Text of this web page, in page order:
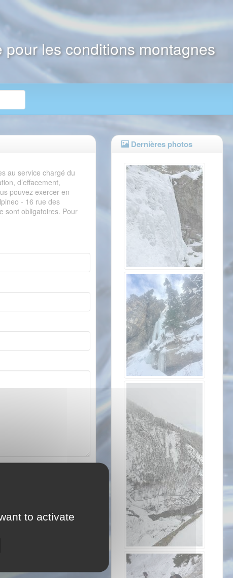
les conditions montagnes
au service chargé du
d’effacement,
pouvez exercer en
- 16 rue des
sont obligatoires. Pour
Dernières photos
to activate